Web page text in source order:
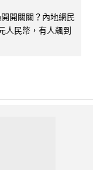
開關關？內地網民
人民幣，有人飆到